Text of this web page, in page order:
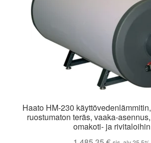
Haato HM-230
ruostumaton teräs, vaaka-
omakoti- ja rivitaloihin